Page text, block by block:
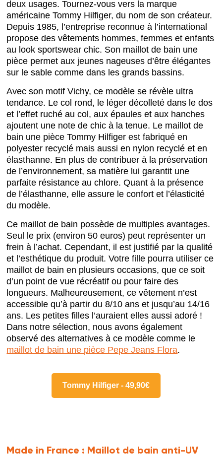
deux usages. Tournez-vous vers la marque
américaine Tommy Hilfiger, du nom de son créateur.
Depuis 1985, l’entreprise reconnue à l’international
propose des vêtements hommes, femmes et enfants
au look sportswear chic. Son maillot de bain une
pièce permet aux jeunes nageuses d’être élégantes
sur le sable comme dans les grands bassins.
Avec son motif Vichy, ce modèle se révèle ultra
tendance. Le col rond, le léger décolleté dans le dos
et l’effet ruché au col, aux épaules et aux hanches
ajoutent une note de chic à la tenue. Le maillot de
bain une pièce Tommy Hilfiger est fabriqué en
polyester recyclé mais aussi en nylon recyclé et en
élasthanne. En plus de contribuer à la préservation
de l’environnement, sa matière lui garantit une
parfaite résistance au chlore. Quant à la présence
de l’élasthanne, elle assure le confort et l’élasticité
du modèle.
Ce maillot de bain possède de multiples avantages.
Seul le prix (environ 50 euros) peut représenter un
frein à l’achat. Cependant, il est justifié par la qualité
et l’esthétique du produit. Votre fille pourra utiliser ce
maillot de bain en plusieurs occasions, que ce soit
d’un point de vue récréatif ou pour faire des
longueurs. Malheureusement, ce vêtement n’est
accessible qu’à partir du 8/10 ans et jusqu’au 14/16
ans. Les petites filles l’auraient elles aussi adoré !
Dans notre sélection, nous avons également
observé des alternatives à ce modèle comme le
maillot de bain une pièce Pepe Jeans Flora.
Tommy Hilfiger - 49,90€
Made in France : Maillot de bain anti-UV